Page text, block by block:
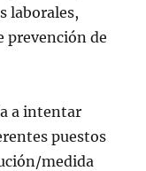
laborales,
prevención de
a intentar
puestos
medida